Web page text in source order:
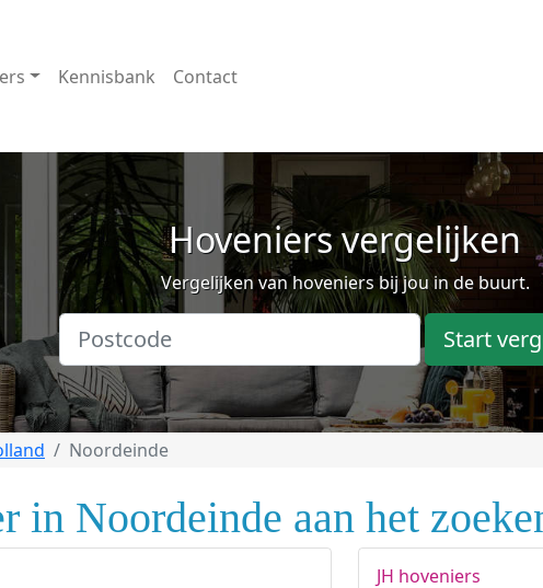
Kennisbank Contact
Hoveniers vergelijken
Vergelijken van hoveniers bij jou in de buurt.
Start
Noordeinde
in Noordeinde aan het
JH hoveniers